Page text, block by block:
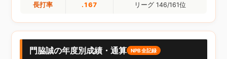
長打率 .167 リーグ 146/161位
門脇誠の年度別成績・通算 NPB全記録